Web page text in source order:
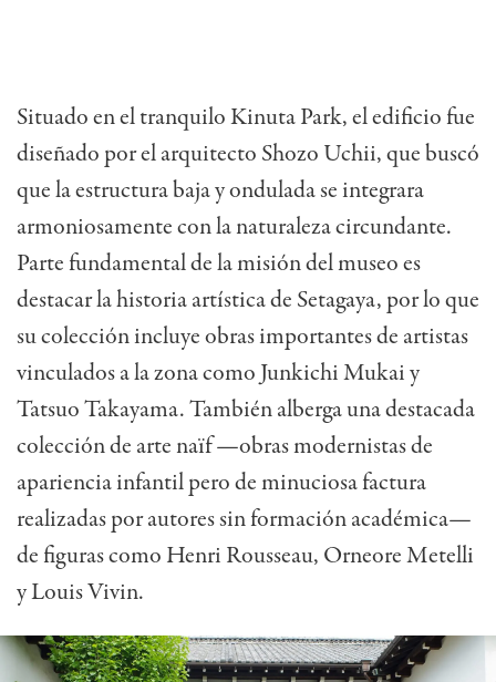
Situado en el tranquilo Kinuta Park, el edificio fue
diseñado por el arquitecto Shozo Uchii, que buscó
que la estructura baja y ondulada se integrara
armoniosamente con la naturaleza circundante.
Parte fundamental de la misión del museo es
destacar la historia artística de Setagaya, por lo que
su colección incluye obras importantes de artistas
vinculados a la zona como Junkichi Mukai y
Tatsuo Takayama. También alberga una destacada
colección de arte naïf —obras modernistas de
apariencia infantil pero de minuciosa factura
realizadas por autores sin formación académica—
de figuras como Henri Rousseau, Orneore Metelli
y Louis Vivin.